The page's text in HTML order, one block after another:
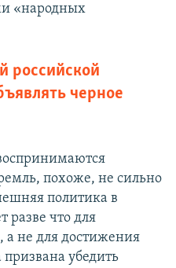
«народных
российской
черное
похоже, не сильно
политика в
разве что для
а не для достижения
призвана убедить